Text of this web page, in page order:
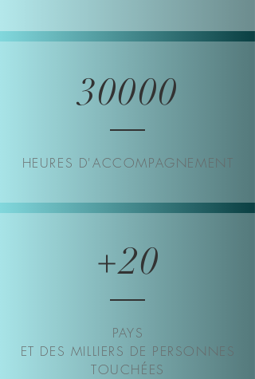
30000
HEURES D'ACCOMPAGNEMENT
+20
PAYS
ET DES MILLIERS DE PERSONNES
TOUCHÉES